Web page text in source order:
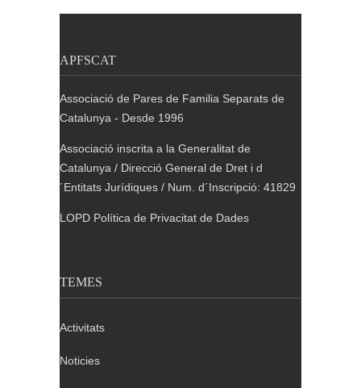
APFSCAT
Associació de Pares de Familia Separats de
Catalunya - Desde 1996
Associació inscrita a la Generalitat de
Catalunya / Direcció General de Dret i d
´Entitats Jurídiques / Num. d´Inscripció: 41829
LOPD Política de Privacitat de Dades
TEMES
Activitats
Noticies